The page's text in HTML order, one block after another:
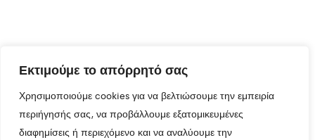
Εκτιμούμε το απόρρητό σας
Χρησιμοποιούμε cookies για να βελτιώσουμε την εμπειρία
περιήγησής σας, να προβάλλουμε εξατομικευμένες
διαφημίσεις ή περιεχόμενο και να αναλύουμε την